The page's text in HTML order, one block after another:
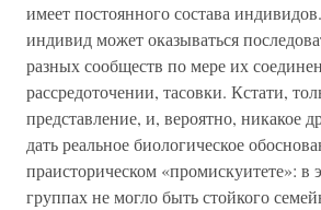
имеет постоянного состава
индивид может оказываться
разных сообществ по мере их
рассредоточении, тасовки. Кстати,
представление, и, вероятно, никакое
дать реальное биологическое
праисторическом «промискуитете»: в
группах не могло быть стойкого